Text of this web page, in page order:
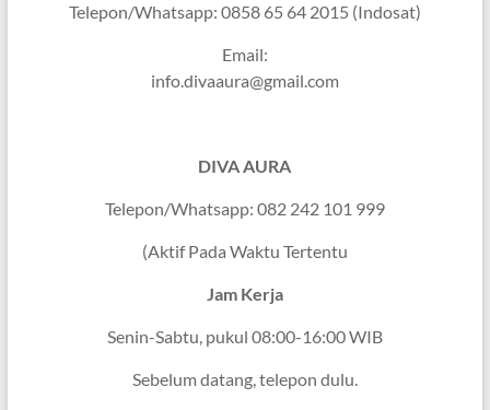
Telepon/Whatsapp: 0858 65 64 2015 (Indosat)
Email:
info.divaaura@gmail.com
DIVA AURA
Telepon/Whatsapp: 082 242 101 999
(Aktif Pada Waktu Tertentu
Jam Kerja
Senin-Sabtu, pukul 08:00-16:00 WIB
Sebelum datang, telepon dulu.